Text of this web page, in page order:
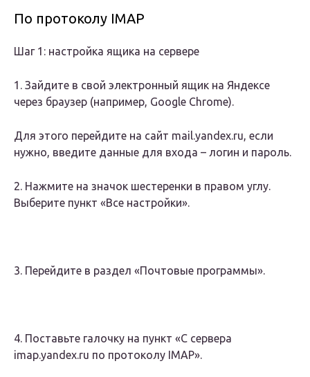
По протоколу IMAP
Шаг 1: настройка ящика на сервере
1. Зайдите в свой электронный ящик на Яндексе
через браузер (например, Google Chrome).
Для этого перейдите на сайт mail.yandex.ru, если
нужно, введите данные для входа – логин и пароль.
2. Нажмите на значок шестеренки в правом углу.
Выберите пункт «Все настройки».
3. Перейдите в раздел «Почтовые программы».
4. Поставьте галочку на пункт «С сервера
imap.yandex.ru по протоколу IMAP».